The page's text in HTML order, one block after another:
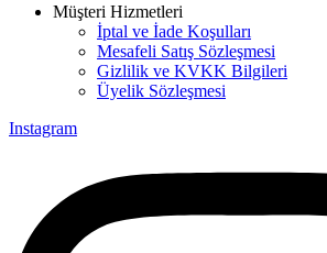
Müşteri Hizmetleri
İptal ve İade Koşulları
Mesafeli Satış Sözleşmesi
Gizlilik ve KVKK Bilgileri
Üyelik Sözleşmesi
Instagram